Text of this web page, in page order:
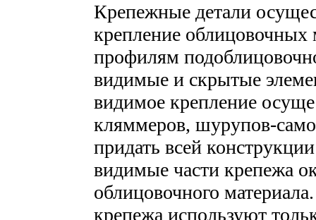
Крепежные детали
крепление
профилям
видимые и скрытые
видимое крепление
кляммеров, шурупов-
придать всей
видимые части крепежа
облицовочного
крепежа используют